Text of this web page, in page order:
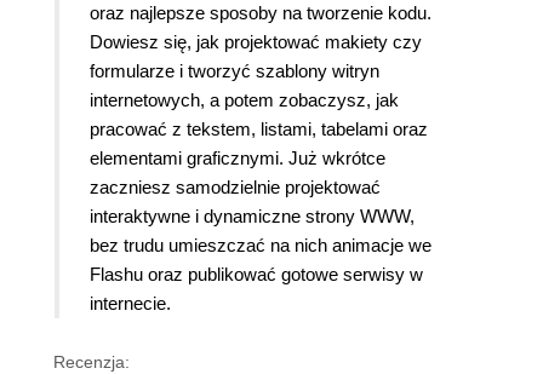
oraz najlepsze sposoby na tworzenie kodu.
Dowiesz się, jak projektować makiety czy
formularze i tworzyć szablony witryn
internetowych, a potem zobaczysz, jak
pracować z tekstem, listami, tabelami oraz
elementami graficznymi. Już wkrótce
zaczniesz samodzielnie projektować
interaktywne i dynamiczne strony WWW,
bez trudu umieszczać na nich animacje we
Flashu oraz publikować gotowe serwisy w
internecie.
Recenzja: